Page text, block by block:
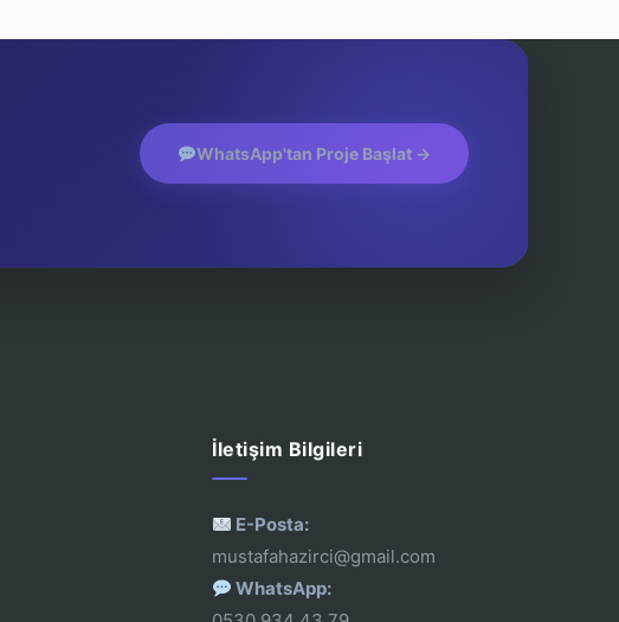
WhatsApp'tan Proje Başlat →
İletişim Bilgileri
E-Posta:
mustafahazirci@gmail.com
WhatsApp: